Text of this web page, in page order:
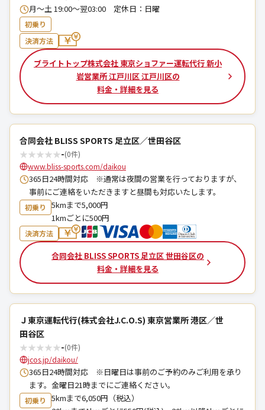
月～土 19:00～翌03:00 定休日：日曜
初乗り
決済方法
ブライトトップ株式会社 東京ショファー運転代行 新小
岩営業所 江戸川区 江戸川区の
料金・詳細を見る
合同会社 BLISS SPORTS 足立区／世田谷区
★★★★★-(0件)
www.bliss-sports.com/daikou
365日24時間対応 ※通常は夜間の営業を行っておりますが、
事前にご連絡をいただきますと昼間も対応いたします。
初乗り
5kmまで5,000円
1kmごとに500円
決済方法
合同会社 BLISS SPORTS 足立区 世田谷区の
料金・詳細を見る
Ｊ東京運転代行(株式会社J.C.O.S) 東京営業所 港区／世
田谷区
★★★★★-(0件)
jcos.jp/daikou/
365日24時間対応 ※日曜日は事前のご予約のみご利用を承り
ます。金曜日21時までにご連絡ください。
初乗り
5kmまで6,050円（税込）